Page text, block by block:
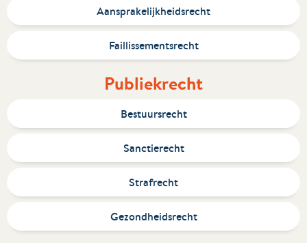
Aansprakelijkheidsrecht
Faillissementsrecht
Publiekrecht
Bestuursrecht
Sanctierecht
Strafrecht
Gezondheidsrecht